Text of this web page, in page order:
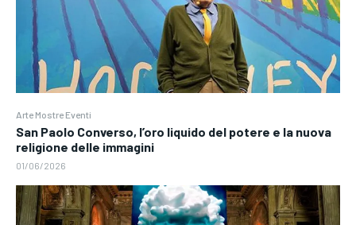
Arte Mostre Eventi
San Paolo Converso, l’oro liquido del potere e la nuova
religione delle immagini
01/06/2026